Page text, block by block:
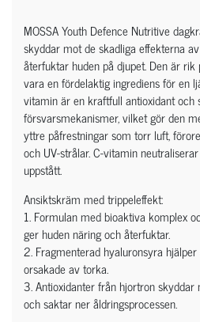
MOSSA Youth Defence Nutritive
skyddar mot de skadliga effekterna
återfuktar huden på djupet. Den är
vara en fördelaktig ingrediens för en
vitamin är en kraftfull antioxidant och
försvarsmekanismer, vilket gör den
yttre påfrestningar som torr luft,
och UV-strålar. C-vitamin
uppstått.
Ansiktskräm med trippeleffekt:
1. Formulan med bioaktiva komplex
ger huden näring och återfuktar.
2. Fragmenterad hyaluronsyra
orsakade av torka.
3. Antioxidanter från hjortron
och saktar ner åldringsprocessen.